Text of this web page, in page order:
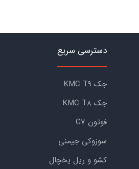
دسترسی سریع
جک KMC T9
جک KMC T8
فوتون G7
سوزوکی جیمنی
کشو و ریل یخچال